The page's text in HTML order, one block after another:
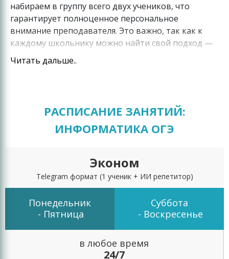
набираем в группу всего двух учеников, что
гарантирует полноценное персональное
внимание преподавателя. Это важно, так как к
каждому школьнику можно найти свой подход —
и наши специалисты успешно справляются с этой
задачей.
конкуренции. Именно поэтомуподготовка к ОГЭ
по информатике 2021в паре превращается в
мини-группе и делают все возможное для
достижения успеха. Такое рвение сказывается и на
будущем результате экзамена, который на 40-43%
превышает результаты входного тестирования.
Подготовка в паре также обеспечивает ряд
организационных преимуществ. В таком формате
легче подобрать удобный график занятий, можно
Читать дальше..
РАСПИСАНИЕ ЗАНЯТИЙ:
ИНФОРМАТИКА ОГЭ
Эконом
Telegram формат (1 ученик + ИИ репетитор)
Понедельник
- Пятница
Суббота
- Воскресенье
в любое время
24/7